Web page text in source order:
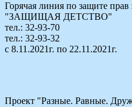
Горячая линия по защите
"ЗАЩИЩАЯ ДЕТСТВО"
тел.: 32-93-70
тел.: 32-93-32
с 8.11.2021г. по 22.11.2021г.
Проект "Разные. Равные.